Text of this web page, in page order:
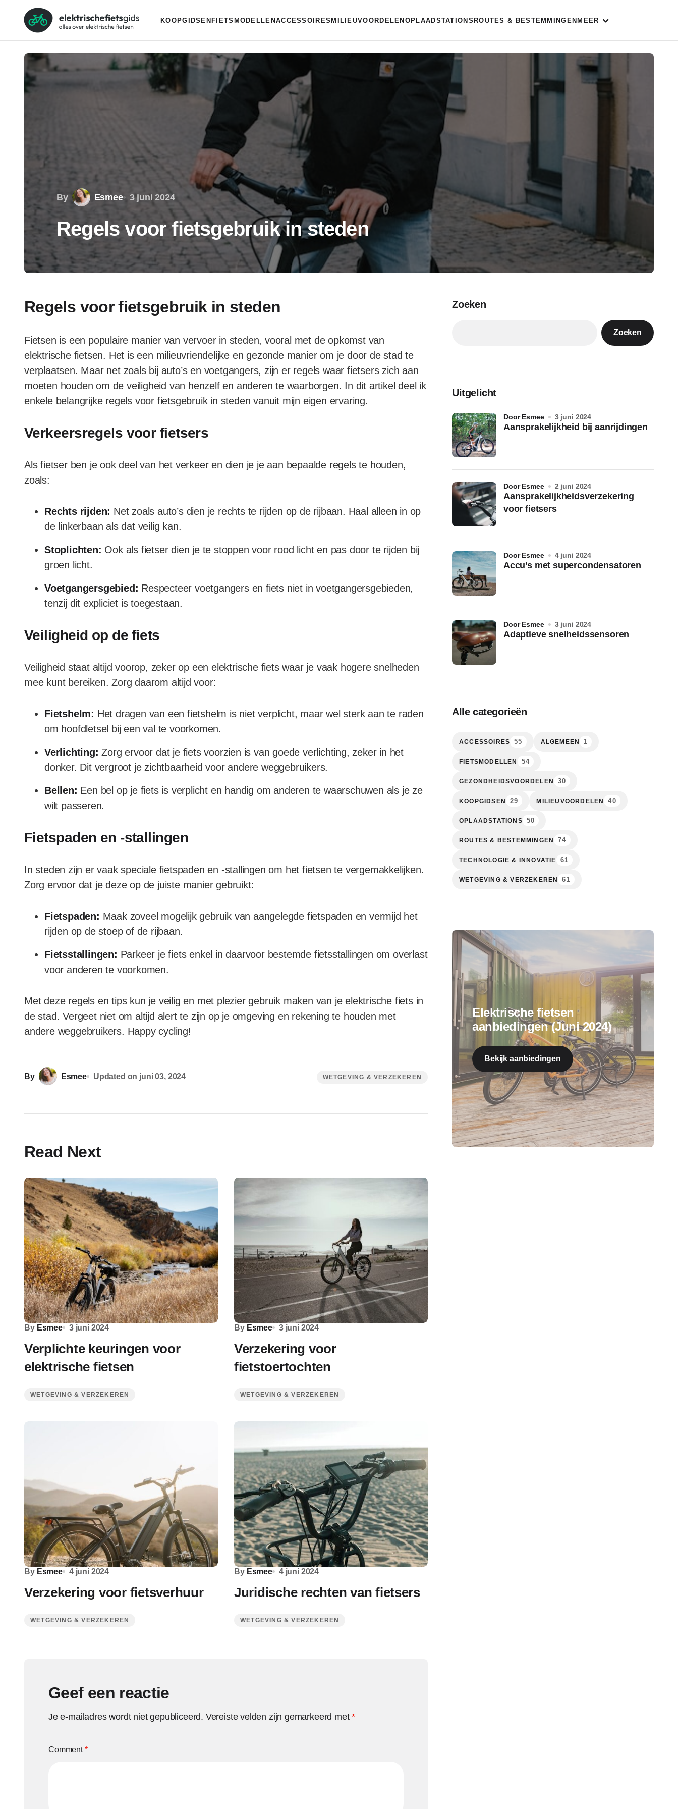
KOOPGIDSEN FIETSMODELLEN ACCESSOIRES MILIEUVOORDELEN OPLAADSTATIONS ROUTES & BESTEMMINGEN MEER
By Esmee 3 juni 2024
Regels voor fietsgebruik in steden
Regels voor fietsgebruik in steden
Fietsen is een populaire manier van vervoer in steden, vooral met de opkomst van
elektrische fietsen. Het is een milieuvriendelijke en gezonde manier om je door de stad te
verplaatsen. Maar net zoals bij auto’s en voetgangers, zijn er regels waar fietsers zich aan
moeten houden om de veiligheid van henzelf en anderen te waarborgen. In dit artikel deel ik
enkele belangrijke regels voor fietsgebruik in steden vanuit mijn eigen ervaring.
Verkeersregels voor fietsers
Als fietser ben je ook deel van het verkeer en dien je je aan bepaalde regels te houden,
zoals:
Rechts rijden: Net zoals auto’s dien je rechts te rijden op de rijbaan. Haal alleen in op
de linkerbaan als dat veilig kan.
Stoplichten: Ook als fietser dien je te stoppen voor rood licht en pas door te rijden bij
groen licht.
Voetgangersgebied: Respecteer voetgangers en fiets niet in voetgangersgebieden,
tenzij dit expliciet is toegestaan.
Veiligheid op de fiets
Veiligheid staat altijd voorop, zeker op een elektrische fiets waar je vaak hogere snelheden
mee kunt bereiken. Zorg daarom altijd voor:
Fietshelm: Het dragen van een fietshelm is niet verplicht, maar wel sterk aan te raden
om hoofdletsel bij een val te voorkomen.
Verlichting: Zorg ervoor dat je fiets voorzien is van goede verlichting, zeker in het
donker. Dit vergroot je zichtbaarheid voor andere weggebruikers.
Bellen: Een bel op je fiets is verplicht en handig om anderen te waarschuwen als je ze
wilt passeren.
Fietspaden en -stallingen
In steden zijn er vaak speciale fietspaden en -stallingen om het fietsen te vergemakkelijken.
Zorg ervoor dat je deze op de juiste manier gebruikt:
Fietspaden: Maak zoveel mogelijk gebruik van aangelegde fietspaden en vermijd het
rijden op de stoep of de rijbaan.
Fietsstallingen: Parkeer je fiets enkel in daarvoor bestemde fietsstallingen om overlast
voor anderen te voorkomen.
Met deze regels en tips kun je veilig en met plezier gebruik maken van je elektrische fiets in
de stad. Vergeet niet om altijd alert te zijn op je omgeving en rekening te houden met
andere weggebruikers. Happy cycling!
By Esmee Updated on juni 03, 2024 WETGEVING & VERZEKEREN
Read Next
By Esmee 3 juni 2024
Verplichte keuringen voor
elektrische fietsen
WETGEVING & VERZEKEREN
By Esmee 3 juni 2024
Verzekering voor
fietstoertochten
WETGEVING & VERZEKEREN
By Esmee 4 juni 2024
Verzekering voor fietsverhuur
WETGEVING & VERZEKEREN
By Esmee 4 juni 2024
Juridische rechten van fietsers
WETGEVING & VERZEKEREN
Geef een reactie
Je e-mailadres wordt niet gepubliceerd. Vereiste velden zijn gemarkeerd met*
Comment*
Zoeken
Zoeken
Uitgelicht
Aansprakelijkheid bij aanrijdingen
door Esmee 3 juni 2024
Aansprakelijkheidsverzekering
voor fietsers
door Esmee 2 juni 2024
Accu’s met supercondensatoren
door Esmee 4 juni 2024
Adaptieve snelheidssensoren
door Esmee 3 juni 2024
Alle categorieën
ACCESSOIRES 55 ALGEMEEN 1
FIETSMODELLEN 54
GEZONDHEIDSVOORDELEN 30
KOOPGIDSEN 29 MILIEUVOORDELEN 40
OPLAADSTATIONS 50
ROUTES & BESTEMMINGEN 74
TECHNOLOGIE & INNOVATIE 61
WETGEVING & VERZEKEREN 61
Elektrische fietsen
aanbiedingen (Juni 2024)
Bekijk aanbiedingen